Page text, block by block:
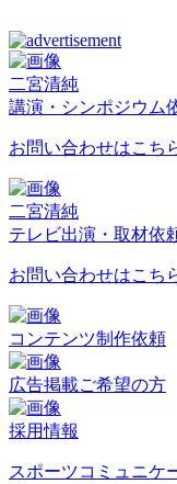
二宮清純
講演・シンポジウム
お問い合わせはこち
二宮清純
テレビ出演・取材依
お問い合わせはこち
コンテンツ制作依頼
広告掲載ご希望の方
採用情報
スポーツコミュニケ